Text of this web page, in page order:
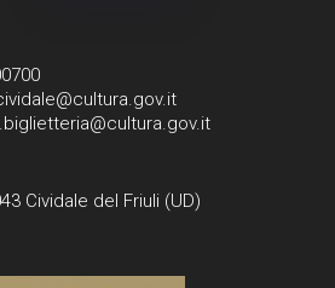
Cividale del Friuli (UD)